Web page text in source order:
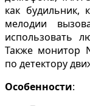
как будильник,
мелодии
использовать
Также монитор
по детектору
Особенности: